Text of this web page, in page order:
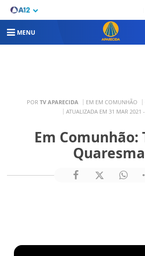
MENU
POR TV APARECIDA EM EM COMUNHÃO
ATUALIZADA EM 31 MAR 2021
Em Comunhão: